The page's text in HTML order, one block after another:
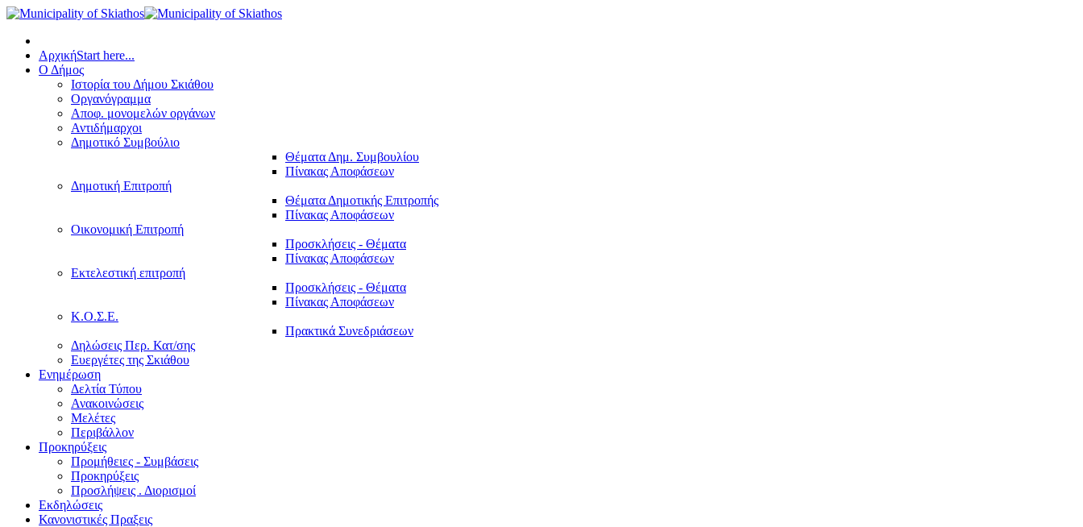
ΑρχικήStart here...
Ο Δήμος
Ιστορία του Δήμου Σκιάθου
Οργανόγραμμα
Αποφ. μονομελών οργάνων
Αντιδήμαρχοι
Δημοτικό Συμβούλιο
Θέματα Δημ. Συμβουλίου
Πίνακας Αποφάσεων
Δημοτική Επιτροπή
Θέματα Δημοτικής Επιτροπής
Πίνακας Αποφάσεων
Οικονομική Επιτροπή
Προσκλήσεις - Θέματα
Πίνακας Αποφάσεων
Εκτελεστική επιτροπή
Προσκλήσεις - Θέματα
Πίνακας Αποφάσεων
Κ.Ο.Σ.Ε.
Πρακτικά Συνεδριάσεων
Δηλώσεις Περ. Κατ/σης
Ευεργέτες της Σκιάθου
Ενημέρωση
Δελτία Τύπου
Ανακοινώσεις
Μελέτες
Περιβάλλον
Προκηρύξεις
Προμήθειες - Συμβάσεις
Προκηρύξεις
Προσλήψεις . Διορισμοί
Εκδηλώσεις
Κανονιστικές Πραξεις